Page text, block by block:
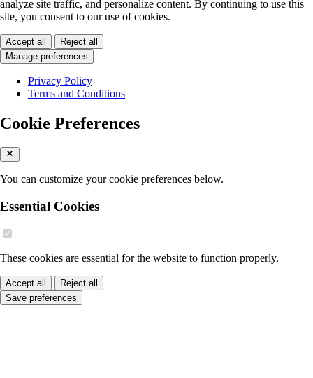
analyze site traffic, and personalize content. By continuing to use this
site, you consent to our use of cookies.
Accept all
Reject all
Manage preferences
Privacy Policy
Terms and Conditions
Cookie Preferences
You can customize your cookie preferences below.
Essential Cookies
These cookies are essential for the website to function properly.
Accept all
Reject all
Save preferences